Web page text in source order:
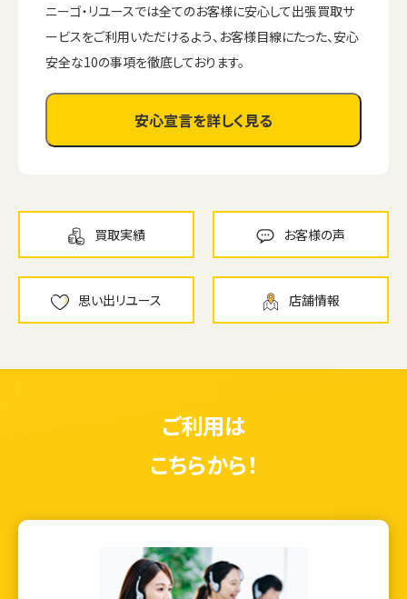
ニーゴ・リユースでは全てのお客様に安心して出張買取サ
ービスをご利用いただけるよう、お客様目線にたった、安心
安全な10の事項を徹底しております。
安心宣言を詳しく見る
買取実績 お客様の声
思い出リユース 店舗情報
ご利用は
こちらから！